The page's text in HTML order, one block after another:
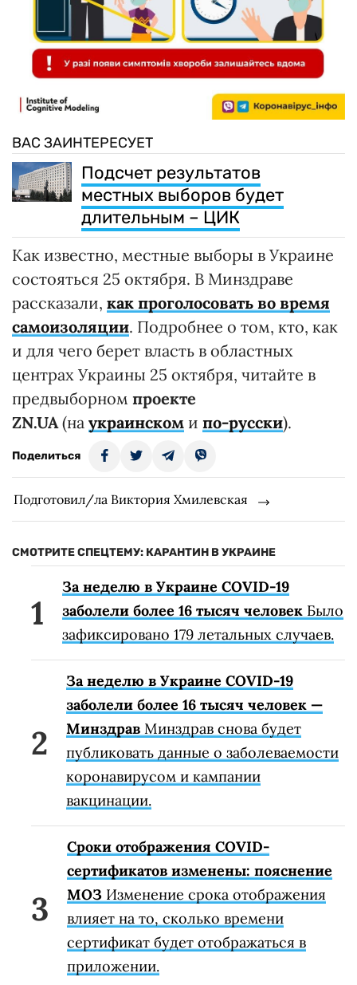
ВАС ЗАИНТЕРЕСУЕТ
Подсчет результатов
местных выборов будет
длительным – ЦИК
Как известно, местные выборы в Украине
состояться 25 октября. В Минздраве
рассказали, как проголосовать во время
самоизоляции. Подробнее о том, кто, как
и для чего берет власть в областных
центрах Украины 25 октября, читайте в
предвыборном проекте
ZN.UA(на украинском и по-русски).
Поделиться
Подготовил/ла Виктория Хмилевская
СМОТРИТЕ СПЕЦТЕМУ: КАРАНТИН В УКРАИНЕ
За неделю в Украине COVID-19
заболели более 16 тысяч человек Было
зафиксировано 179 летальных случаев.
За неделю в Украине COVID-19
заболели более 16 тысяч человек —
Минздрав Минздрав снова будет
публиковать данные о заболеваемости
коронавирусом и кампании
вакцинации.
Сроки отображения COVID-
сертификатов изменены: пояснение
МОЗ Изменение срока отображения
влияет на то, сколько времени
сертификат будет отображаться в
приложении.